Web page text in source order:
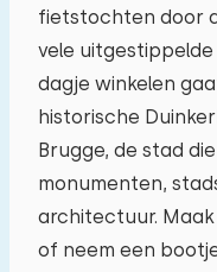
fietstochten door
vele
dagje winkelen
historische
Brugge, de stad
monumenten,
architectuur.
of neem een